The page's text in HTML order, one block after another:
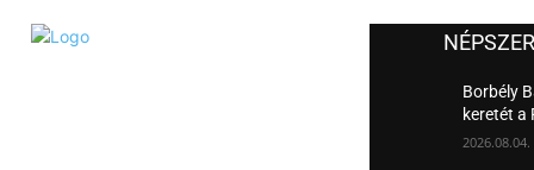
Borbély
keretét a
2026.08.04.